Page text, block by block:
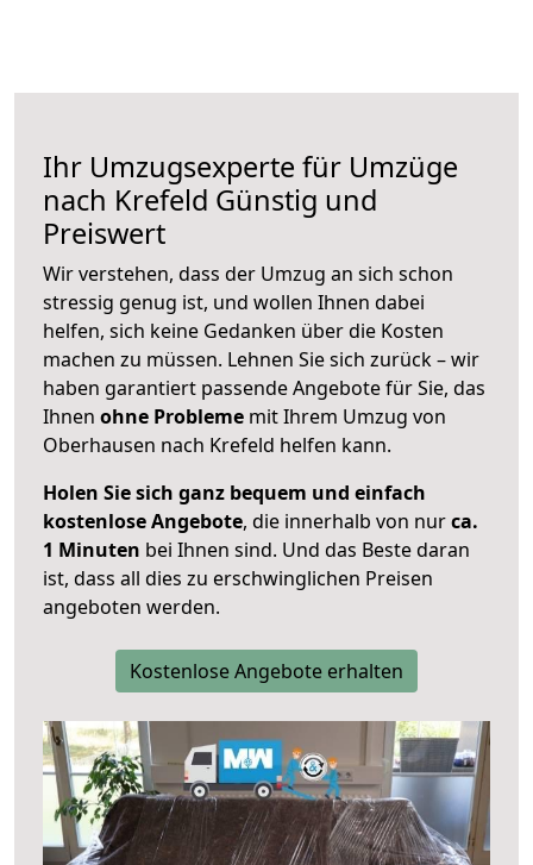
Ihr Umzugsexperte für Umzüge
nach Krefeld Günstig und
Preiswert
Wir verstehen, dass der Umzug an sich schon
stressig genug ist, und wollen Ihnen dabei
helfen, sich keine Gedanken über die Kosten
machen zu müssen. Lehnen Sie sich zurück – wir
haben garantiert passende Angebote für Sie, das
Ihnen ohne Probleme mit Ihrem Umzug von
Oberhausen nach Krefeld helfen kann.
Holen Sie sich ganz bequem und einfach
kostenlose Angebote, die innerhalb von nurca.
1 Minuten bei Ihnen sind. Und das Beste daran
ist, dass all dies zu erschwinglichen Preisen
angeboten werden.
Kostenlose Angebote erhalten